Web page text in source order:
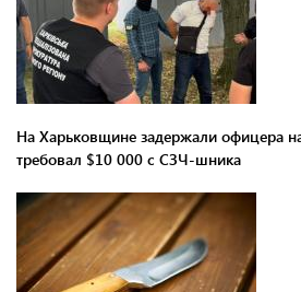
На Харьковщине задержали офицера
требовал $10 000 с СЗЧ-шника